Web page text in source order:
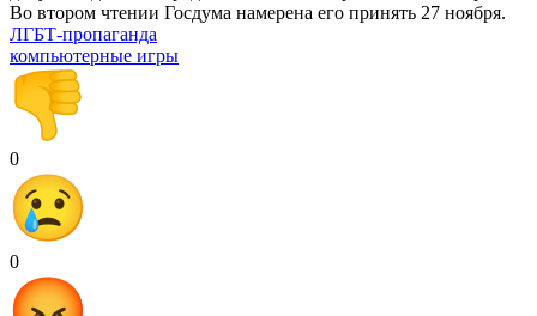
Во втором чтении Госдума намерена его принять 27 ноября.
ЛГБТ-пропаганда
компьютерные игры
0
0